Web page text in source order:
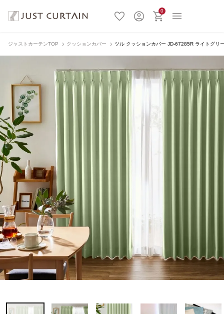
0
ジャストカーテンTOP クッションカバー ツル クッションカバー JD-67285R ライトグリ